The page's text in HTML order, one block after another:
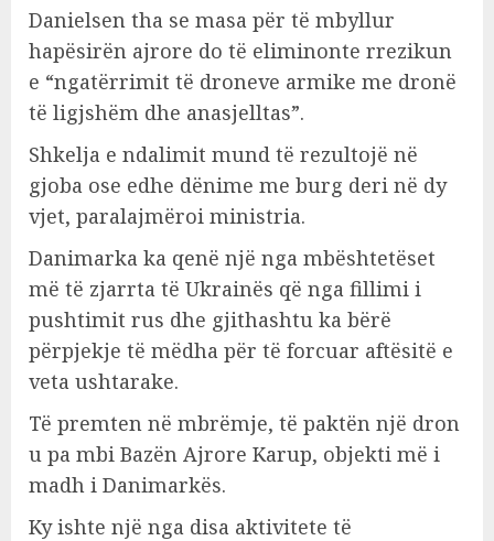
Danielsen tha se masa për të mbyllur
hapësirën ajrore do të eliminonte rrezikun
e “ngatërrimit të droneve armike me dronë
të ligjshëm dhe anasjelltas”.
Shkelja e ndalimit mund të rezultojë në
gjoba ose edhe dënime me burg deri në dy
vjet, paralajmëroi ministria.
Danimarka ka qenë një nga mbështetëset
më të zjarrta të Ukrainës që nga fillimi i
pushtimit rus dhe gjithashtu ka bërë
përpjekje të mëdha për të forcuar aftësitë e
veta ushtarake.
Të premten në mbrëmje, të paktën një dron
u pa mbi Bazën Ajrore Karup, objekti më i
madh i Danimarkës.
Ky ishte një nga disa aktivitete të